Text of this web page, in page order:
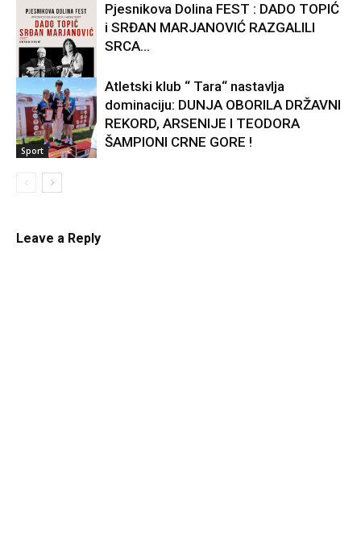
Kultura
Pjesnikova Dolina FEST : DADO TOPIĆ
i SRĐAN MARJANOVIĆ RAZGALILI
SRCA...
Sport
Atletski klub “ Tara“ nastavlja
dominaciju: DUNJA OBORILA DRŽAVNI
REKORD, ARSENIJE I TEODORA
ŠAMPIONI CRNE GORE !
Leave a Reply